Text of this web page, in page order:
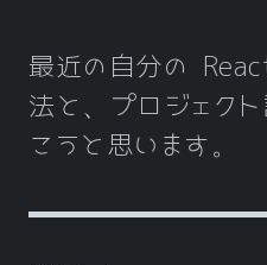
最近の自分の
法と、プロジェク
こうと思います。